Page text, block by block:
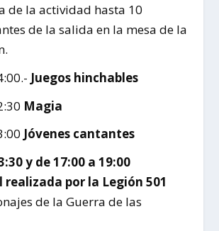
de la actividad hasta 10
de la salida en la mesa de la
Juegos hinchables
Magia
Jóvenes cantantes
y de 17:00 a 19:00
por la Legión 501
de la Guerra de las